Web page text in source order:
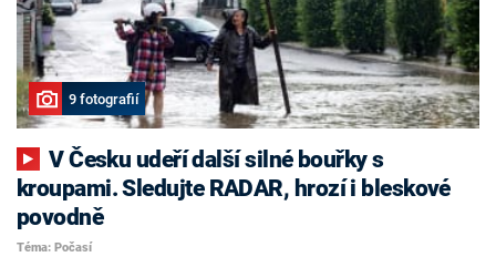
9 fotografií
V Česku udeří další silné bouřky s
kroupami. Sledujte RADAR, hrozí i bleskové
povodně
Téma: Počasí